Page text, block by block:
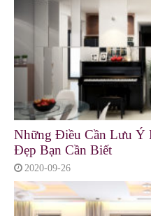
Những Điều Cần Lưu Ý
Đẹp Bạn Cần Biết
2020-09-26